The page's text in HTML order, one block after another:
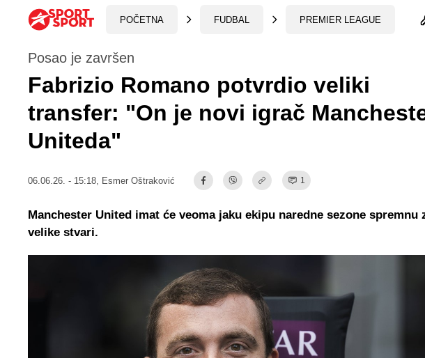
POČETNA FUDBAL PREMIER LEAGUE
Posao je završen
Fabrizio Romano potvrdio veliki
transfer: "On je novi igrač
Uniteda"
06.06.26. - 15:18, Esmer Oštraković 1
Manchester United imat će veoma jaku ekipu naredne sezone spremnu
velike stvari.